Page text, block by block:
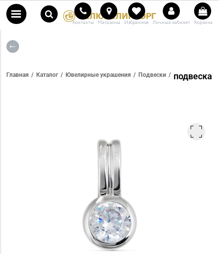
Контакты Магазины Избранное Личный кабинет Корзина
Главная Каталог Ювелирные украшения Подвески подвеска